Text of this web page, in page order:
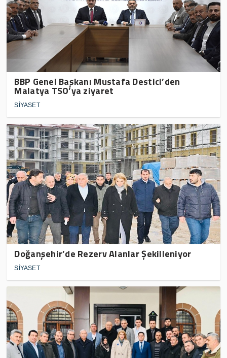
BBP Genel Başkanı Mustafa Destici’den
Malatya TSO’ya ziyaret
SİYASET
Doğanşehir’de Rezerv Alanlar Şekilleniyor
SİYASET